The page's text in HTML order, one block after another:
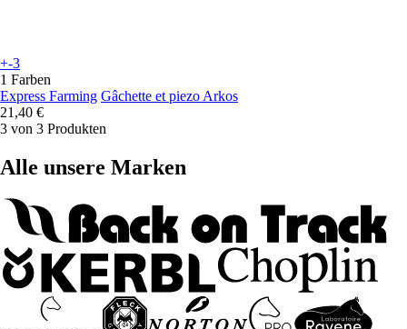
+-3
1 Farben
Express Farming Gâchette et piezo Arkos
21,40 €
3 von 3 Produkten
Alle unsere Marken